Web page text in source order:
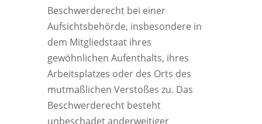
Beschwerderecht bei einer
Aufsichtsbehörde, insbesondere in
dem Mitgliedstaat ihres
gewöhnlichen Aufenthalts, ihres
Arbeitsplatzes oder des Orts des
mutmaßlichen Verstoßes zu. Das
Beschwerderecht besteht
unbeschadet anderweitiger